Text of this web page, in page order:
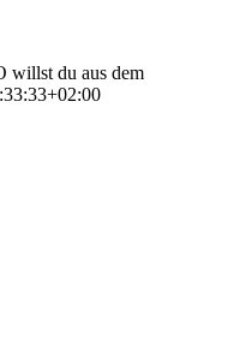
willst du aus dem